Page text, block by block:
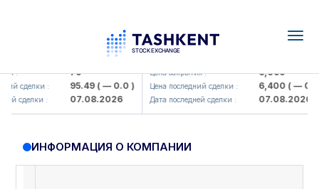
: 79
сделки : 95.49( — 0.0 )
сделки : 07.08.2026
UZMK (<O'zmetkombinat> AJ)
Цена закрытия : 6,099
Цена последний сделки : 6,400( — 0.0 )
Дата последней сделки : 07.08.2026
ИНФОРМАЦИЯ О КОМПАНИИ